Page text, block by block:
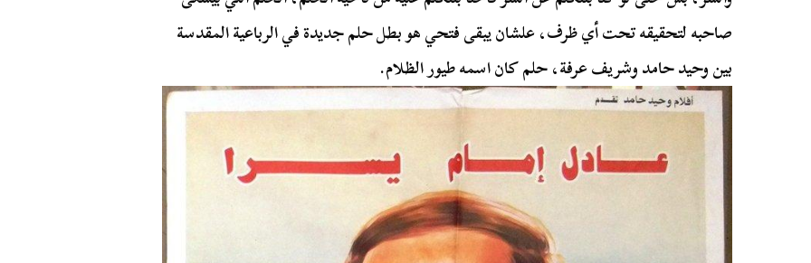
صاحبه لتحقيقه تحت أي ظرف، علشان يبقى فتحي هو بطل حلم جديدة في الرباعية المقدسة
بين وحيد حامد وشريف عرفة، حلم كان اسمه طيور الظلام.